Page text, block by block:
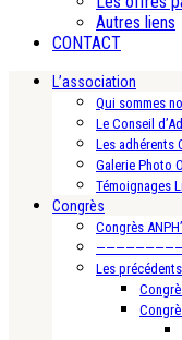
Autres liens
CONTACT
L’association
Qui sommes
Le Conseil
Les adhérents
Galerie Photo
Témoignages
Congrès
Congrès
Les